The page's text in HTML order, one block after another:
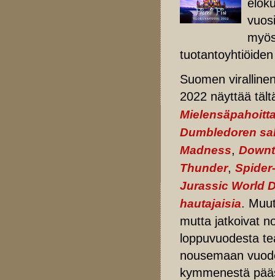
Suomen
2022 näyttää
Dumbledoren
Madness,
Thunder,
Jurassic World
hautajaisia.
mutta jatkoivat
loppuvuodesta
nousemaan
kymmenestä